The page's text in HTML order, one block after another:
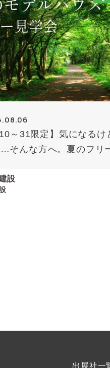
10～31限定】気になるけ
…そんな方へ。夏のフリ
設
出展社一